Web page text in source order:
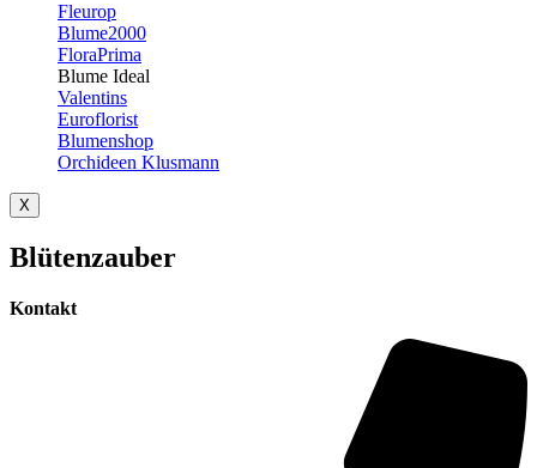
Fleurop
Blume2000
FloraPrima
Blume Ideal
Valentins
Euroflorist
Blumenshop
Orchideen Klusmann
X
Blütenzauber
Kontakt